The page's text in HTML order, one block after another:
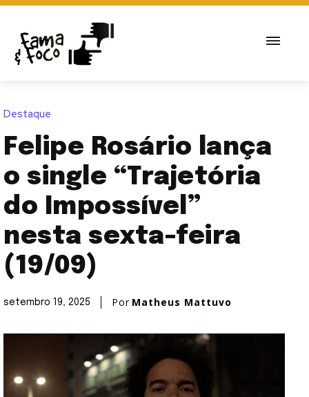
Destaque
Felipe Rosário lança
o single “Trajetória
do Impossível”
nesta sexta-feira
(19/09)
setembro 19, 2025 Por Matheus Mattuvo